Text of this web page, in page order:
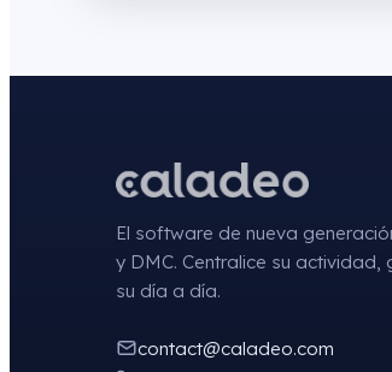
El software de nueva
y DMC. Centralice su
su día a día.
contact@caladeo.com